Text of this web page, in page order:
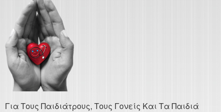
Για Τους Παιδιάτρους, Τους Γονείς Και Τα Παιδιά